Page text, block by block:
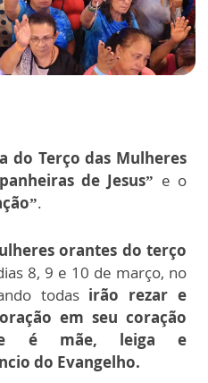
do Terço das Mulheres
de Jesus” e o
.
orantes do terço
8, 9 e 10 de março, no
todasirão rezar e
em seu coração
é mãe, leiga e
do Evangelho.